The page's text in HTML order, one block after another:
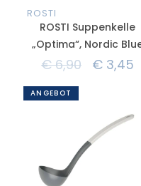
ROSTI
ROSTI Suppenkelle
„Optima“, Nordic
€6,90 € 3,45
ANGEBOT